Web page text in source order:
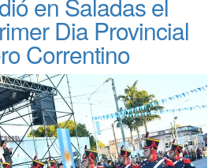
Dia Provincial
Correntino